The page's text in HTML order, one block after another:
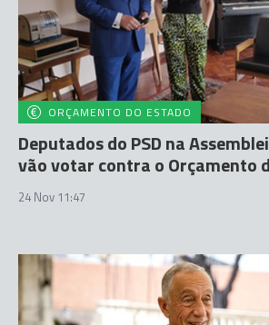
ORÇAMENTO DO ESTADO
Deputados do PSD na
vão votar contra o Orçamento
24 Nov 11:47